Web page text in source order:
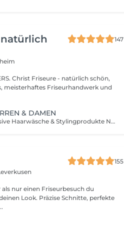
natürlich
147
schön,
meisterhaftes Friseurhandwerk und
& DAMEN
Beratung, Haarschnitt inklusive Haarwäsche & Stylingprodukte Nur für sehr kurzes Haar. Ohne Föhnen. Sind deine Haare länger schaue bitte in der Rubrik Cut & Style! Erläuterung der Größenkategorien: S Haar- kurze Haare mit sanften Übergängen, Stufenschnitt, einfache Föhntechniken, moderater Styling-Aufwand z.B. Pixi-Cut XS Haar- sehr kurzes Haar, Kontur mit Maschine rasiert, präzise, unkomplizierte Schnitte zB. Buzz-Cut, minimaler Styling-Aufwand schnell und einfach NEU : Kurze Haare, große Ersparnis! Unser neues Abo ist genau richtig, wenn du regelmäßig deine Seiten mit der Maschine nachgeschnitten brauchst. 6 Haarschnitte (XS im von Wert 252€) für nur 210€ - das sind 7€ Rabatt pro Termin und dein 6. Haarschnitt ist on top gratis! wir freuen uns auf deinen Besuch!
155
nur einen Friseurbesuch du
Look. Präzise Schnitte, perfekte